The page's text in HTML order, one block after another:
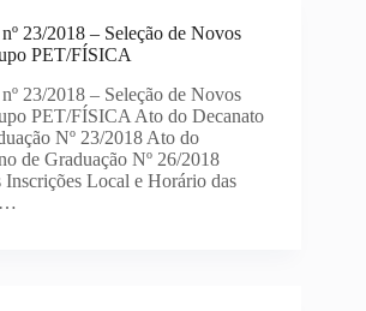
23/2018 – Seleção de Novos
PET/FÍSICA
23/2018 – Seleção de Novos
PET/FÍSICA Ato do Decanato
Nº 23/2018 Ato do
de Graduação Nº 26/2018
Inscrições Local e Horário das